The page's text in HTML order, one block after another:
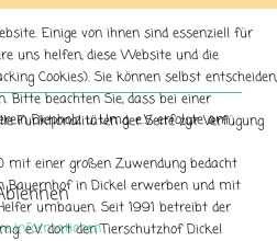
Diepholz u. Umg. e.V. erfolgte am
mit einer großen Zuwendung bedacht
Bauernhof in Dickel erwerben und mit
umbauen. Seit 1991 betreibt der
e.V. dort den Tierschutzhof Dickel
Einige von ihnen sind essenziell für
uns helfen, diese Website und die
Cookies). Sie können selbst entscheiden,
Bitte beachten Sie, dass bei einer
Funktionalitäten der Seite zur Verfügung
Informationen